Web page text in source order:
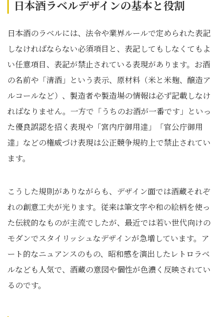
日本酒ラベルデザインの基本と役割
日本酒のラベルには、法令や業界ルールで定められた表記
しなければならない必須項目と、表記してもしなくてもよ
い任意項目、表記が禁止されている表現があります。お酒
の名前や「清酒」という表示、原材料（米と米麹、醸造ア
ルコールなど）、製造者や製造場の情報は必ず記載しなけ
ればなりません。一方で「うちのお酒が一番です」といっ
た優良誤認を招く表現や「宮内庁御用達」「官公庁御用
達」などの権威づけ表現は公正競争規約上で禁止されてい
ます。
こうした規則がありながらも、デザイン面では酒蔵それぞ
れの創意工夫が光ります。従来は筆文字や和の絵柄を使っ
た伝統的なものが主流でしたが、最近では若い世代向けの
モダンでスタイリッシュなデザインが急増しています。ア
ート的なニュアンスのもの、昭和感を演出したレトロラベ
ルなども人気で、酒蔵の意図や個性が色濃く反映されてい
るのです。